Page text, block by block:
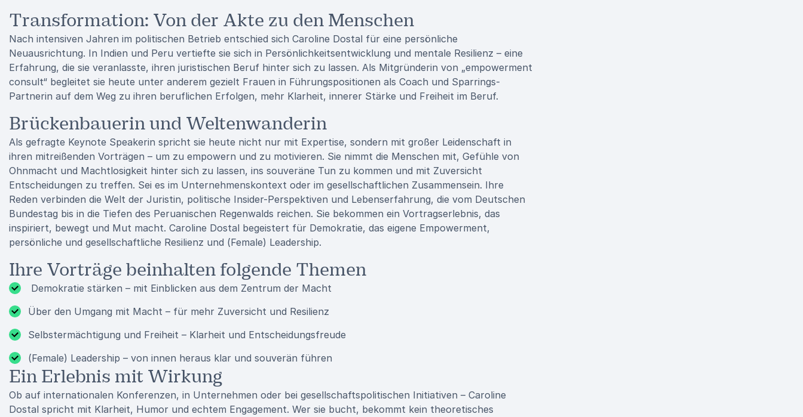
Transformation: Von der Akte zu den Menschen
Nach intensiven Jahren im politischen Betrieb entschied sich Caroline Dostal für eine persönliche
Neuausrichtung. In Indien und Peru vertiefte sie sich in Persönlichkeitsentwicklung und mentale Resilienz – eine
Erfahrung, die sie veranlasste, ihren juristischen Beruf hinter sich zu lassen. Als Mitgründerin von „empowerment
consult“ begleitet sie heute unter anderem gezielt Frauen in Führungspositionen als Coach und Sparrings-
Partnerin auf dem Weg zu ihren beruflichen Erfolgen, mehr Klarheit, innerer Stärke und Freiheit im Beruf.
Brückenbauerin und Weltenwanderin
Als gefragte Keynote Speakerin spricht sie heute nicht nur mit Expertise, sondern mit großer Leidenschaft in
ihren mitreißenden Vorträgen – um zu empowern und zu motivieren. Sie nimmt die Menschen mit, Gefühle von
Ohnmacht und Machtlosigkeit hinter sich zu lassen, ins souveräne Tun zu kommen und mit Zuversicht
Entscheidungen zu treffen. Sei es im Unternehmenskontext oder im gesellschaftlichen Zusammensein. Ihre
Reden verbinden die Welt der Juristin, politische Insider-Perspektiven und Lebenserfahrung, die vom Deutschen
Bundestag bis in die Tiefen des Peruanischen Regenwalds reichen. Sie bekommen ein Vortragserlebnis, das
inspiriert, bewegt und Mut macht. Caroline Dostal begeistert für Demokratie, das eigene Empowerment,
persönliche und gesellschaftliche Resilienz und (Female) Leadership.
Ihre Vorträge beinhalten folgende Themen
Demokratie stärken – mit Einblicken aus dem Zentrum der Macht
Über den Umgang mit Macht – für mehr Zuversicht und Resilienz
Selbstermächtigung und Freiheit – Klarheit und Entscheidungsfreude
(Female) Leadership – von innen heraus klar und souverän führen
Ein Erlebnis mit Wirkung
Ob auf internationalen Konferenzen, in Unternehmen oder bei gesellschaftspolitischen Initiativen – Caroline
Dostal spricht mit Klarheit, Humor und echtem Engagement. Wer sie bucht, bekommt kein theoretisches